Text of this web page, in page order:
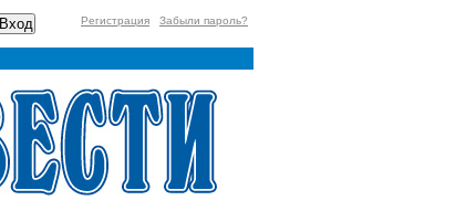
Регистрация Забыли пароль?